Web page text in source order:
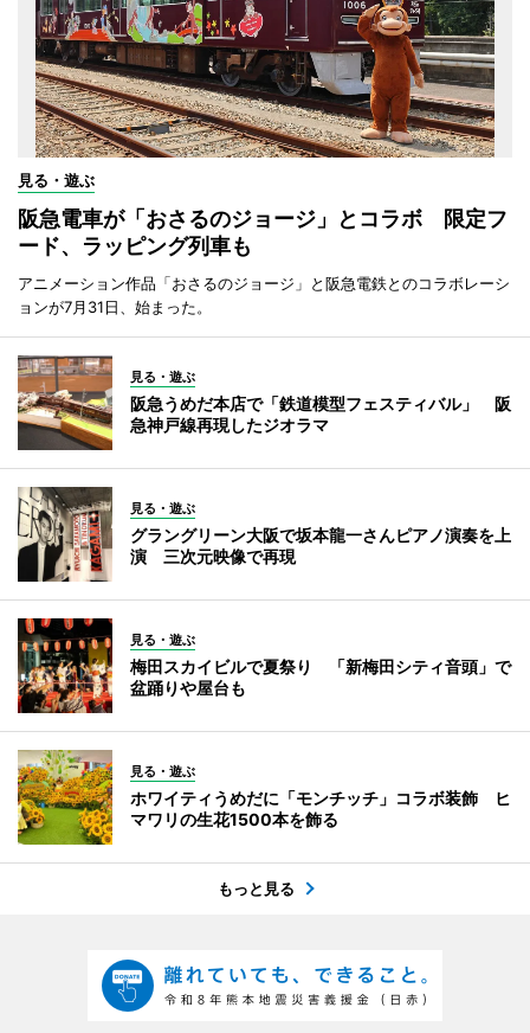
見る・遊ぶ
阪急電車が「おさるのジョージ」とコラボ 限定フ
ード、ラッピング列車も
アニメーション作品「おさるのジョージ」と阪急電鉄とのコラボレーシ
ョンが7月31日、始まった。
見る・遊ぶ
阪急うめだ本店で「鉄道模型フェスティバル」 阪
急神戸線再現したジオラマ
見る・遊ぶ
グラングリーン大阪で坂本龍一さんピアノ演奏を上
演 三次元映像で再現
見る・遊ぶ
梅田スカイビルで夏祭り 「新梅田シティ音頭」で
盆踊りや屋台も
見る・遊ぶ
ホワイティうめだに「モンチッチ」コラボ装飾 ヒ
マワリの生花1500本を飾る
もっと見る